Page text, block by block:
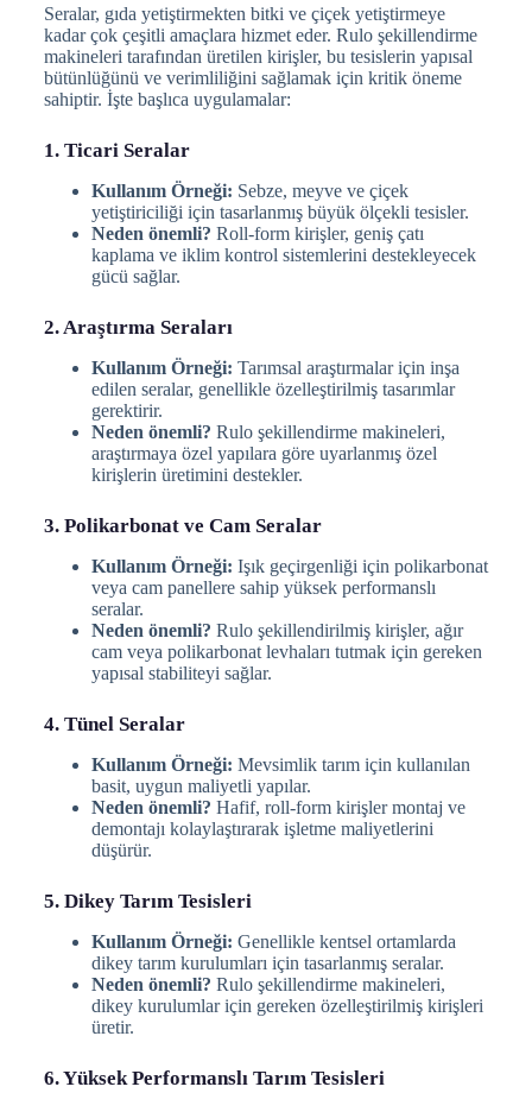
Seralar, gıda yetiştirmekten bitki ve çiçek yetiştirmeye
kadar çok çeşitli amaçlara hizmet eder. Rulo şekillendirme
makineleri tarafından üretilen kirişler, bu tesislerin yapısal
bütünlüğünü ve verimliliğini sağlamak için kritik öneme
sahiptir. İşte başlıca uygulamalar:
1. Ticari Seralar
Kullanım Örneği: Sebze, meyve ve çiçek
yetiştiriciliği için tasarlanmış büyük ölçekli tesisler.
Neden önemli? Roll-form kirişler, geniş çatı
kaplama ve iklim kontrol sistemlerini destekleyecek
gücü sağlar.
2. Araştırma Seraları
Kullanım Örneği: Tarımsal araştırmalar için inşa
edilen seralar, genellikle özelleştirilmiş tasarımlar
gerektirir.
Neden önemli? Rulo şekillendirme makineleri,
araştırmaya özel yapılara göre uyarlanmış özel
kirişlerin üretimini destekler.
3. Polikarbonat ve Cam Seralar
Kullanım Örneği: Işık geçirgenliği için polikarbonat
veya cam panellere sahip yüksek performanslı
seralar.
Neden önemli? Rulo şekillendirilmiş kirişler, ağır
cam veya polikarbonat levhaları tutmak için gereken
yapısal stabiliteyi sağlar.
4. Tünel Seralar
Kullanım Örneği: Mevsimlik tarım için kullanılan
basit, uygun maliyetli yapılar.
Neden önemli? Hafif, roll-form kirişler montaj ve
demontajı kolaylaştırarak işletme maliyetlerini
düşürür.
5. Dikey Tarım Tesisleri
Kullanım Örneği: Genellikle kentsel ortamlarda
dikey tarım kurulumları için tasarlanmış seralar.
Neden önemli? Rulo şekillendirme makineleri,
dikey kurulumlar için gereken özelleştirilmiş kirişleri
üretir.
6. Yüksek Performanslı Tarım Tesisleri